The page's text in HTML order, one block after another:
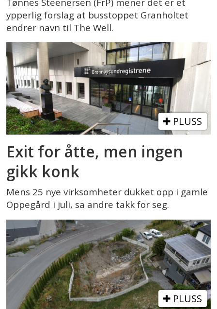
ypperlig forslag at busstoppet Granholtet
endrer navn til The Well.
PLUSS
Exit for åtte, men ingen
gikk konk
Mens 25 nye virksomheter dukket opp i gamle
Oppegård i juli, sa andre takk for seg.
PLUSS